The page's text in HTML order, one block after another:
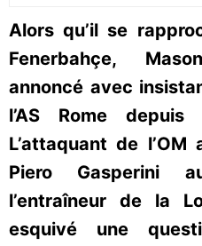
Alors qu’il se
Fenerbahçe,
annoncé avec
l’AS Rome depuis
L’attaquant de
Piero Gasperini
l’entraîneur de la
esquivé une